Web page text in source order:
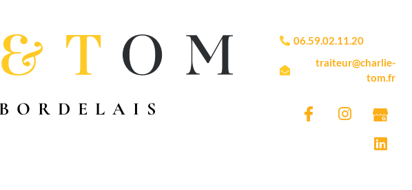
06.59.02.11.20
traiteur@charlie-
tom.fr